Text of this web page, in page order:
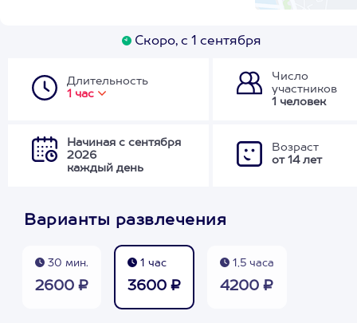
Скоро, с 1 сентября
Длительность
1 час
Число
участников
1 человек
Начиная с сентября
2026
каждый день
Возраст
от 14 лет
Варианты развлечения
30 мин.
2600 ₽
1 час
3600 ₽
1,5 часа
4200 ₽